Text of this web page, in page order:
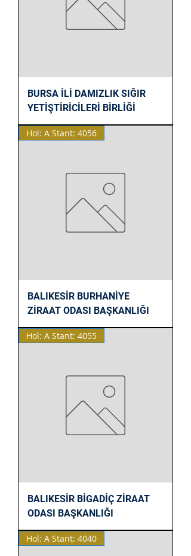
BURSA İLİ DAMIZLIK SIĞIR
YETİŞTİRİCİLERİ BİRLİĞİ
Hol: A Stant: 4056
BALIKESİR BURHANİYE
ZİRAAT ODASI BAŞKANLIĞI
Hol: A Stant: 4055
BALIKESİR BİGADİÇ ZİRAAT
ODASI BAŞKANLIĞI
Hol: A Stant: 4040